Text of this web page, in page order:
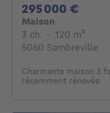
295 000 €
Maison
3 ch. 3 chambres
· 120 m²
5060 Sambreville
Charmante maison 3
récemment rénovée